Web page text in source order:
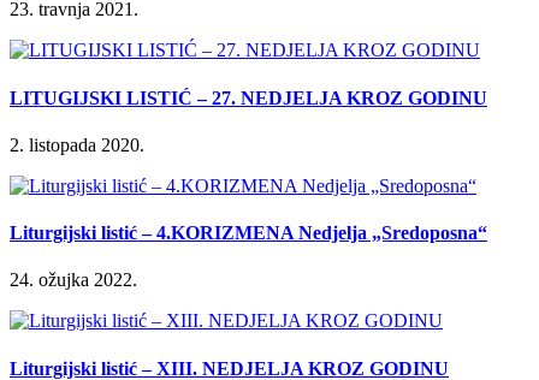
23. travnja 2021.
LITUGIJSKI LISTIĆ – 27. NEDJELJA KROZ GODINU
2. listopada 2020.
Liturgijski listić – 4.KORIZMENA Nedjelja „Sredoposna“
24. ožujka 2022.
Liturgijski listić – XIII. NEDJELJA KROZ GODINU